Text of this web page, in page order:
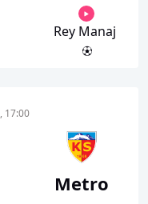
Rey Manaj
17:00
Metro